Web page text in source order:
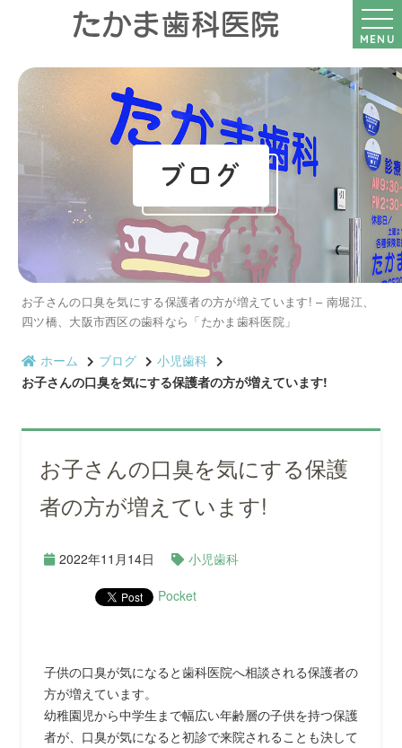
MENU
ブログ
お子さんの口臭を気にする保護者の方が増えています! – 南堀江、
四ツ橋、大阪市西区の歯科なら「たかま歯科医院」
ホーム ブログ
小児歯科
お子さんの口臭を気にする保護者の方が増えています!
お子さんの口臭を気にする保護
者の方が増えています!
2022年11月14日 小児歯科
Pocket
子供の口臭が気になると歯科医院へ相談される保護者の
方が増えています。
幼稚園児から中学生まで幅広い年齢層の子供を持つ保護
者が、口臭が気になると初診で来院されることも決して